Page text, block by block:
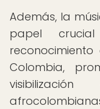
Además, la
papel
Colombia,